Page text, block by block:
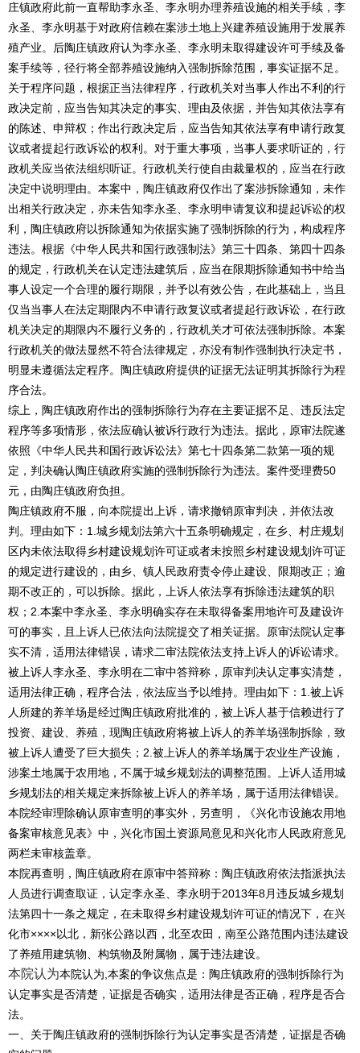
庄镇政府此前一直帮助李永圣、李永明办理养殖设施的相关手续，李
永圣、李永明基于对政府信赖在案涉土地上兴建养殖设施用于发展养
殖产业。后陶庄镇政府认为李永圣、李永明未取得建设许可手续及备
案手续等，径行将全部养殖设施纳入强制拆除范围，事实证据不足。
关于程序问题，根据正当法律程序，行政机关对当事人作出不利的行
政决定前，应当告知其决定的事实、理由及依据，并告知其依法享有
的陈述、申辩权；作出行政决定后，应当告知其依法享有申请行政复
议或者提起行政诉讼的权利。对于重大事项，当事人要求听证的，行
政机关应当依法组织听证。行政机关行使自由裁量权的，应当在行政
决定中说明理由。本案中，陶庄镇政府仅作出了案涉拆除通知，未作
出相关行政决定，亦未告知李永圣、李永明申请复议和提起诉讼的权
利，陶庄镇政府以拆除通知为依据实施了强制拆除的行为，构成程序
违法。根据《中华人民共和国行政强制法》第三十四条、第四十四条
的规定，行政机关在认定违法建筑后，应当在限期拆除通知书中给当
事人设定一个合理的履行期限，并予以有效公告，在此基础上，当且
仅当当事人在法定期限内不申请行政复议或者提起行政诉讼，在行政
机关决定的期限内不履行义务的，行政机关才可依法强制拆除。本案
行政机关的做法显然不符合法律规定，亦没有制作强制执行决定书，
明显未遵循法定程序。陶庄镇政府提供的证据无法证明其拆除行为程
序合法。
综上，陶庄镇政府作出的强制拆除行为存在主要证据不足、违反法定
程序等多项情形，依法应确认被诉行政行为违法。据此，原审法院遂
依照《中华人民共和国行政诉讼法》第七十四条第二款第一项的规
定，判决确认陶庄镇政府实施的强制拆除行为违法。案件受理费50
元，由陶庄镇政府负担。
陶庄镇政府不服，向本院提出上诉，请求撤销原审判决，并依法改
判。理由如下：1.城乡规划法第六十五条明确规定，在乡、村庄规划
区内未依法取得乡村建设规划许可证或者未按照乡村建设规划许可证
的规定进行建设的，由乡、镇人民政府责令停止建设、限期改正；逾
期不改正的，可以拆除。据此，上诉人依法享有拆除违法建筑的职
权；2.本案中李永圣、李永明确实存在未取得备案用地许可及建设许
可的事实，且上诉人已依法向法院提交了相关证据。原审法院认定事
实不清，适用法律错误，请求二审法院依法支持上诉人的诉讼请求。
被上诉人李永圣、李永明在二审中答辩称，原审判决认定事实清楚，
适用法律正确，程序合法，依法应当予以维持。理由如下：1.被上诉
人所建的养羊场是经过陶庄镇政府批准的，被上诉人基于信赖进行了
投资、建设、养殖，现陶庄镇政府将被上诉人的养羊场强制拆除，致
被上诉人遭受了巨大损失；2.被上诉人的养羊场属于农业生产设施，
涉案土地属于农用地，不属于城乡规划法的调整范围。上诉人适用城
乡规划法的相关规定来拆除被上诉人的养羊场，属于适用法律错误。
本院经审理除确认原审查明的事实外，另查明，《兴化市设施农用地
备案审核意见表》中，兴化市国土资源局意见和兴化市人民政府意见
两栏未审核盖章。
本院再查明，陶庄镇政府在原审中答辩称：陶庄镇政府依法指派执法
人员进行调查取证，认定李永圣、李永明于2013年8月违反城乡规划
法第四十一条之规定，在未取得乡村建设规划许可证的情况下，在兴
化市××××以北，新张公路以西，北至农田，南至公路范围内违法建设
了养殖用建筑物、构筑物及附属物，属于违法建设。
本院认为本院认为,本案的争议焦点是：陶庄镇政府的强制拆除行为
认定事实是否清楚，证据是否确实，适用法律是否正确，程序是否合
法。
一、关于陶庄镇政府的强制拆除行为认定事实是否清楚，证据是否确